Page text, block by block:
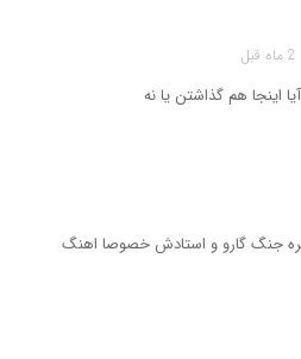
2 ماه قبل
اینجا هم گذاشتن یا نه
قسمت ۱۱ و ۱۲ محشره جنگ گارو و استادش خصوصا اهنگ